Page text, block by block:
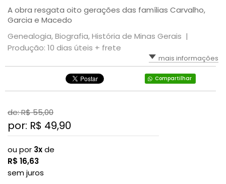
A obra resgata oito gerações das famílias Carvalho,
Garcia e Macedo
Genealogia, Biografia, História de Minas Gerais |
Produção: 10 dias úteis + frete
mais informações
Compartilhar
de: R$55,00
por: R$ 49,90
ou por 3xde
R$ 16,63
sem juros